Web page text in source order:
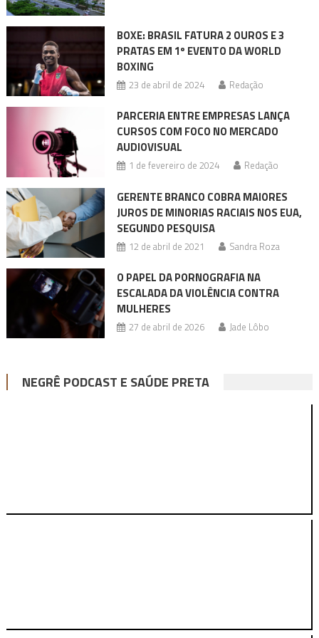
BOXE: BRASIL FATURA 2 OUROS E 3
PRATAS EM 1º EVENTO DA WORLD
BOXING
23 de abril de 2024 Redação
PARCERIA ENTRE EMPRESAS LANÇA
CURSOS COM FOCO NO MERCADO
AUDIOVISUAL
1 de fevereiro de 2024 Redação
GERENTE BRANCO COBRA MAIORES
JUROS DE MINORIAS RACIAIS NOS EUA,
SEGUNDO PESQUISA
12 de abril de 2021 Sandra Roza
O PAPEL DA PORNOGRAFIA NA
ESCALADA DA VIOLÊNCIA CONTRA
MULHERES
27 de abril de 2026 Jade Lôbo
NEGRÊ PODCAST E SAÚDE PRETA